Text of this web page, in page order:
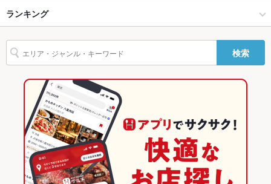
駐車場
その他設備 －
その他
飲み放題 あり
食べ放題 なし
カクテル充実、焼酎充実、日本酒充実、ワイン充実
お子様連れ お子様連れ歓迎
ウェディン
大歓迎
大船・戸塚・東戸塚・保土ヶ谷 × イタリアン
天王町駅 × イタリアン・フレンチ
天王町駅 × イタリアン
天王町 × イタリアン
神奈川
神奈川 × イタリアン・フレンチ
神奈川 × イタリアン
戸部駅
保土ケ谷駅
エビ料理 カルボナーラ
ランキング
神奈川のグルメランキング
神奈川のイタリアン・フレンチランキング
神奈川のイタリアンランキング
大船・戸塚・東戸塚・保土ヶ谷のグルメランキング
大船・戸塚・東戸塚・保土ヶ谷のイタリアン・フレンチランキン
検索